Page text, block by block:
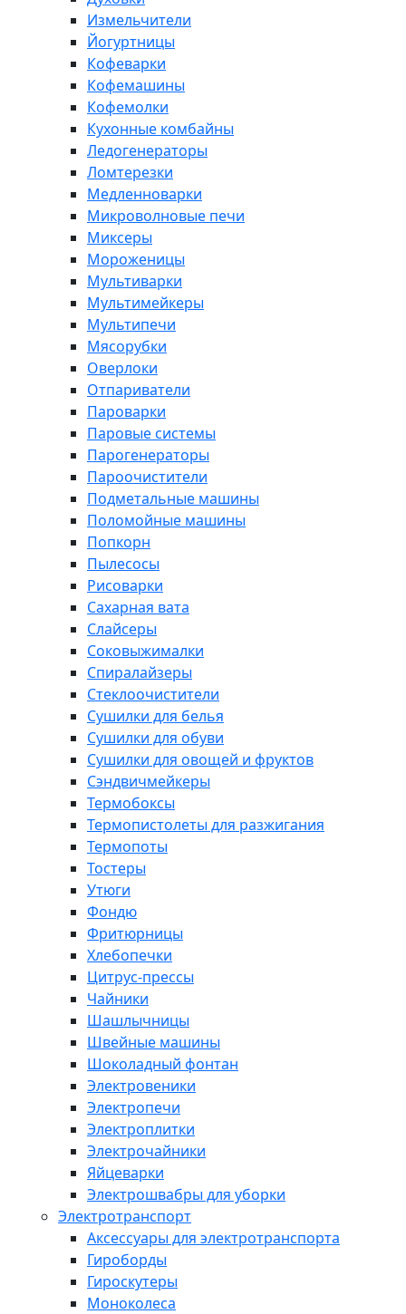
Измельчители
Йогуртницы
Кофеварки
Кофемашины
Кофемолки
Кухонные комбайны
Ледогенераторы
Ломтерезки
Медленноварки
Микроволновые печи
Миксеры
Мороженицы
Мультиварки
Мультимейкеры
Мультипечи
Мясорубки
Оверлоки
Отпариватели
Пароварки
Паровые системы
Парогенераторы
Пароочистители
Подметальные машины
Поломойные машины
Попкорн
Пылесосы
Рисоварки
Сахарная вата
Слайсеры
Соковыжималки
Спиралайзеры
Стеклоочистители
Сушилки для белья
Сушилки для обуви
Сушилки для овощей и фруктов
Сэндвичмейкеры
Термобоксы
Термопистолеты для разжигания
Термопоты
Тостеры
Утюги
Фондю
Фритюрницы
Хлебопечки
Цитрус-прессы
Чайники
Шашлычницы
Швейные машины
Шоколадный фонтан
Электровеники
Электропечи
Электроплитки
Электрочайники
Яйцеварки
Электрошвабры для уборки
Электротранспорт
Аксессуары для электротранспорта
Гироборды
Гироскутеры
Моноколеса